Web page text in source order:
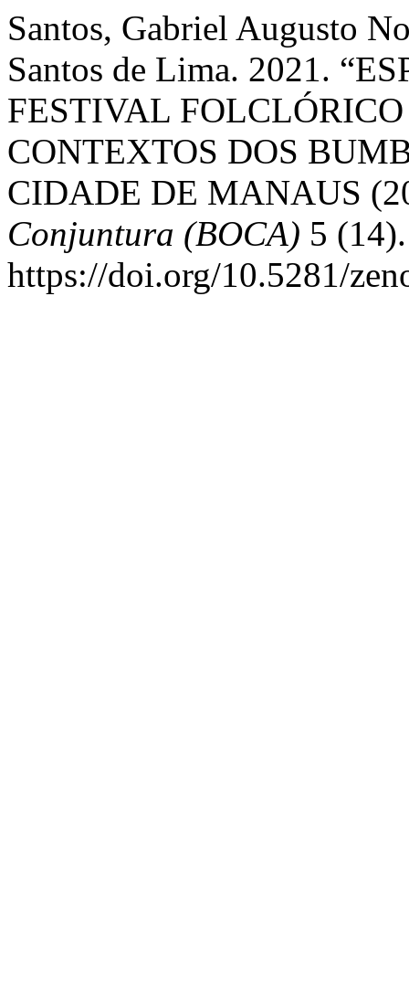
Santos, Gabriel Augusto
Santos de Lima. 2021.
FESTIVAL
CONTEXTOS DOS
CIDADE DE MANAUS
Conjuntura (BOCA) 5
https://doi.org/10.5281/